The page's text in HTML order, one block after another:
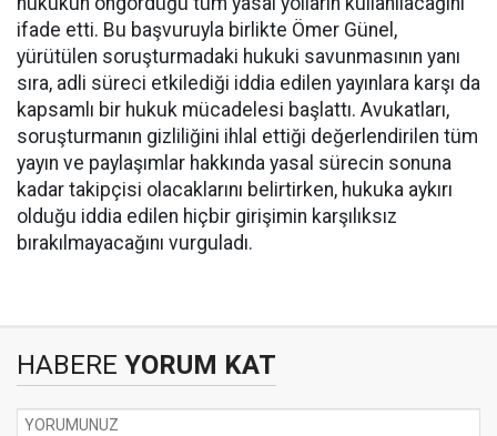
ifade etti. Bu başvuruyla birlikte Ömer Günel,
yürütülen soruşturmadaki hukuki savunmasının yanı
sıra, adli süreci etkilediği iddia edilen yayınlara karşı da
kapsamlı bir hukuk mücadelesi başlattı. Avukatları,
soruşturmanın gizliliğini ihlal ettiği değerlendirilen tüm
yayın ve paylaşımlar hakkında yasal sürecin sonuna
kadar takipçisi olacaklarını belirtirken, hukuka aykırı
olduğu iddia edilen hiçbir girişimin karşılıksız
bırakılmayacağını vurguladı.
HABERE YORUM KAT